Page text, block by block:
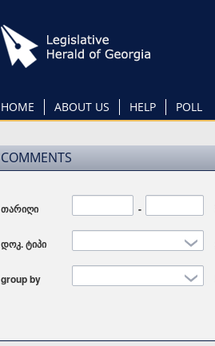
HOME ABOUT US HELP POLL
COMMENTS
თარიღი -
დოკ. ტიპი
group by